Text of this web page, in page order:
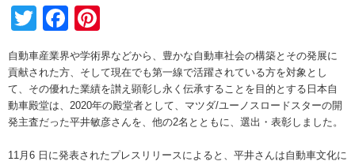
TwitterFacebook
自動車産業界や学術界などから、豊かな自動車社会の構築とその発展に
貢献された方、そして現在でも第一線で活躍されている方を対象とし
て、その優れた業績を讃え顕彰し永く伝承することを目的とする日本自
動車殿堂は、2020年の殿堂者として、マツダ/ユーノスロードスターの開
発主査だった平井敏彦さんを、他の2名とともに、選出・表彰しました。
11月6 日に発表されたプレスリリースによると、平井さんは自動車文化に